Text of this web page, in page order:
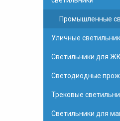
Промышленные
Уличные
Светильники для
Светодиодные
Трековые
Светильники для